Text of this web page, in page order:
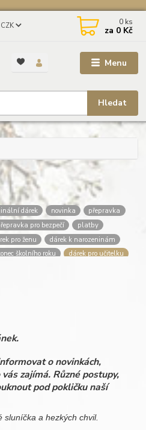
Menu
CZK
Hledat
0 ks
za 0 Kč
dárek novinka
přepravka
pro bezpečí
platby
pro ženu
dárek k narozeninám
školního roku
dárek pro učitelku
ženu
o novinkách,
zajímá. Různé postupy,
pod pokličku naší
a hezkých chvil.